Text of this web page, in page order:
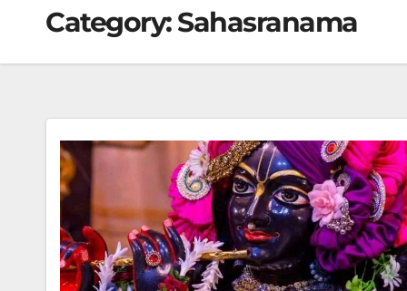
Category:Sahasranama